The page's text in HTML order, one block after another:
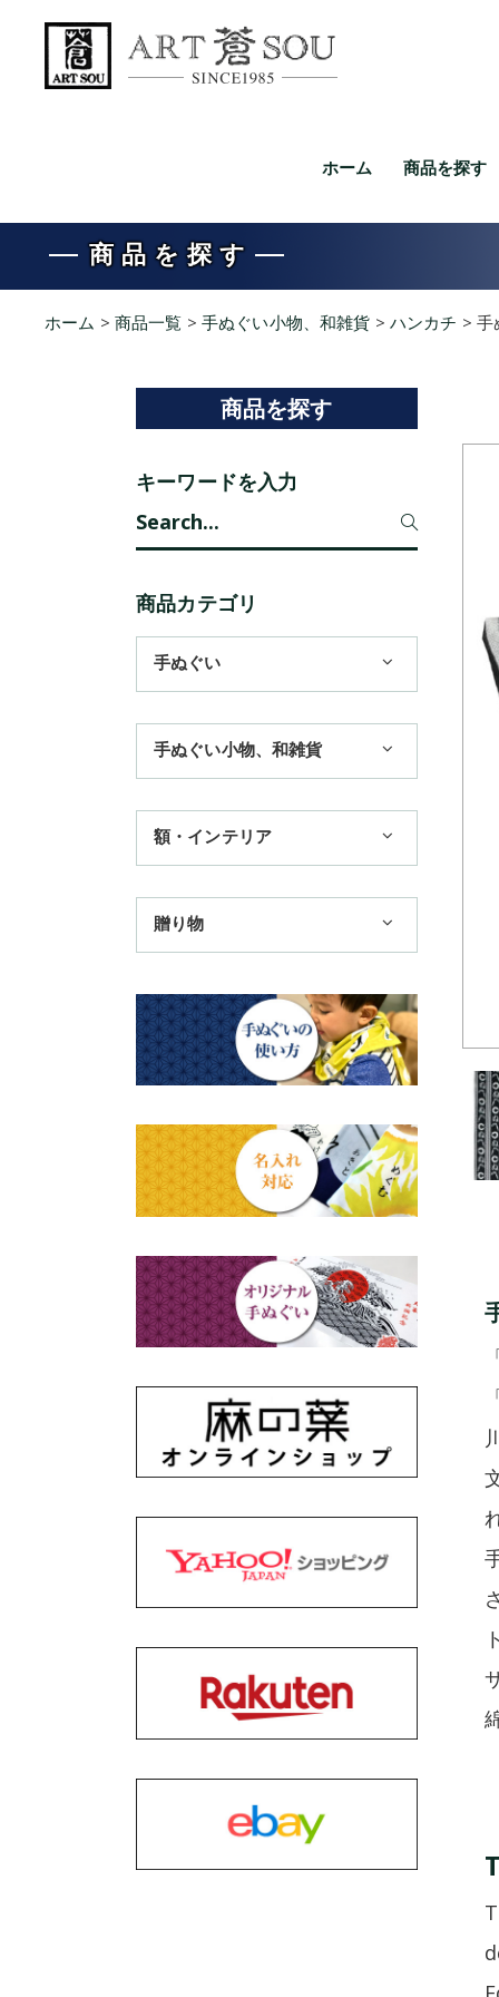
ホーム 商品を探す
商品を探す
ホーム > 商品一覧 > 手ぬぐい小物、和雑貨 > ハンカチ > 手
商品を探す
キーワードを入力
Search
商品カテゴリ
手ぬぐい
3,300円まで
11,000円まで
季節のおすすめ
浮世絵・名画名作・古典
四季
江戸小紋・総柄・無地
ギフトセット
手ぬぐい小物、和雑貨
扇子
トートバッグ
赤ちゃん甚平
チーフ・風呂敷
ステーショナリー
額・インテリア
TokyoTokyo選定商品
タペストリー・掛軸・パネル
額
贈り物
母の日ギフト
結婚祝い
秋のギフト